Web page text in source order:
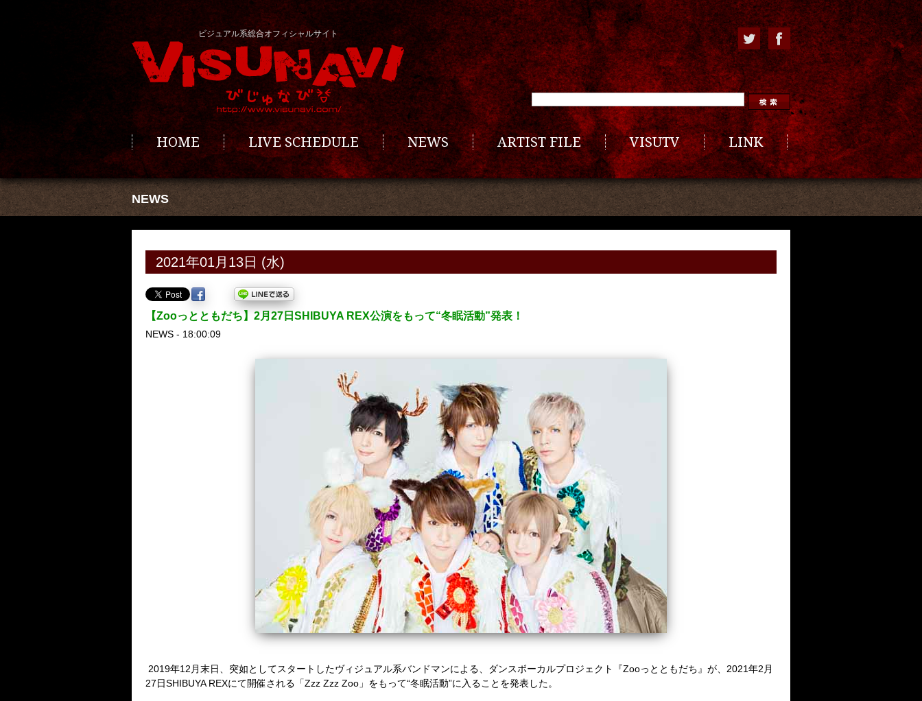
ビジュアル系総合オフィシャルサイト
HOME LIVE SCHEDULE NEWS ARTIST FILE VISUTV LINK
NEWS
2021年01月13日 (水)
【Zooっとともだち】2月27日SHIBUYA REX公演をもって“冬眠活動”発表！
NEWS - 18:00:09
2019年12 月末日、突如としてスタートしたヴィジュアル系バンドマンによる、ダンスボーカルプロジェクト『Zooっとともだち』が、 2021年2 月
27日SHIBUYA REXにて開催される「Zzz Zzz Zoo 」をもって“冬眠活動”に入ることを発表した。